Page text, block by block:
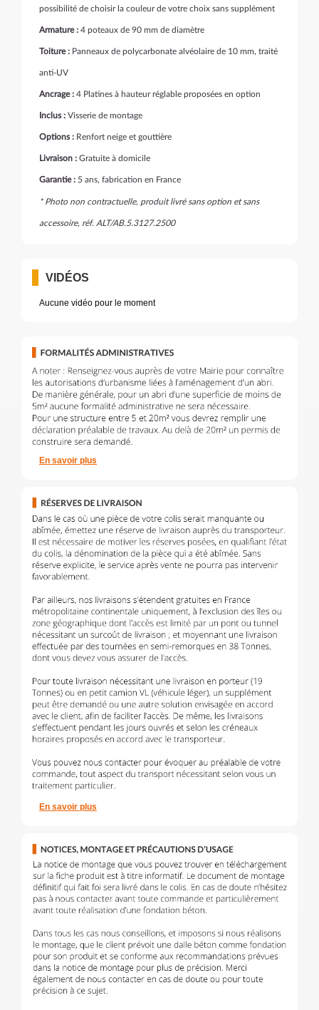
possibilité de choisir la couleur de votre choix sans supplément
Armature : 4 poteaux de 90 mm de diamètre
Toiture : Panneaux de polycarbonate alvéolaire de 10 mm, traité
anti-UV
Ancrage : 4 Platines à hauteur réglable proposées en option
Inclus : Visserie de montage
Options : Renfort neige et gouttière
Livraison : Gratuite à domicile
Garantie : 5 ans, fabrication en France
* Photo non contractuelle, produit livré sans option et sans
accessoire, réf. ALT/AB.5.3127.2500
VIDÉOS
Aucune vidéo pour le moment
En savoir plus
En savoir plus